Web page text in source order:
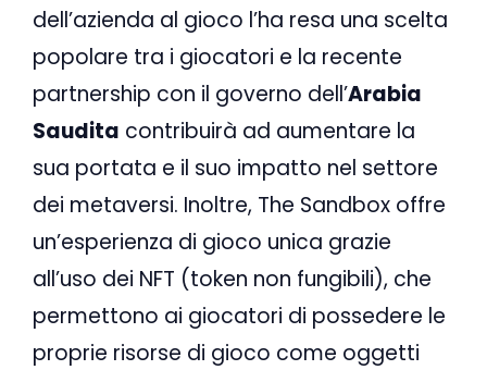
dell’azienda al gioco l’ha resa una scelta
popolare tra i giocatori e la recente
partnership con il governo dell’Arabia
Saudita contribuirà ad aumentare la
sua portata e il suo impatto nel settore
dei metaversi. Inoltre, The Sandbox offre
un’esperienza di gioco unica grazie
all’uso dei NFT (token non fungibili), che
permettono ai giocatori di possedere le
proprie risorse di gioco come oggetti